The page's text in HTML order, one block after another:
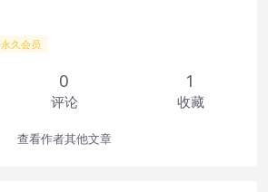
永久会员
0
评论
1
收藏
查看作者其他文章